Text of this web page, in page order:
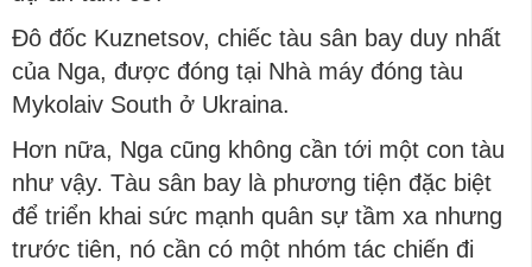
Đô đốc Kuznetsov, chiếc tàu sân bay duy nhất
của Nga, được đóng tại Nhà máy đóng tàu
Mykolaiv South ở Ukraina.
Hơn nữa, Nga cũng không cần tới một con tàu
như vậy. Tàu sân bay là phương tiện đặc biệt
để triển khai sức mạnh quân sự tầm xa nhưng
trước tiên, nó cần có một nhóm tác chiến đi